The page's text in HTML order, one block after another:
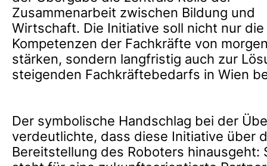
Zusammenarbeit zwischen Bildung und
Wirtschaft. Die Initiative soll nicht nur die
Kompetenzen der Fachkräfte von
stärken, sondern langfristig auch zur
steigenden Fachkräftebedarfs in Wien
Der symbolische Handschlag bei der
verdeutlichte, dass diese Initiative über
Bereitstellung des Roboters hinausgeht: